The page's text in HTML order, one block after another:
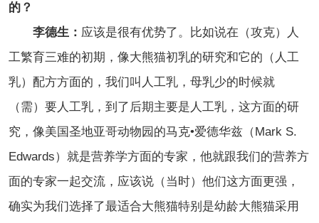
的？
李德生： 应该是很有优势了。比如说在（攻克）人
工繁育三难的初期，像大熊猫初乳的研究和它的（人工
乳）配方方面的，我们叫人工乳，母乳少的时候就
（需）要人工乳，到了后期主要是人工乳，这方面的研
究，像美国圣地亚哥动物园的马克•爱德华兹（Mark S.
Edwards）就是营养学方面的专家，他就跟我们的营养方
面的专家一起交流，应该说（当时）他们这方面更强，
确实为我们选择了最适合大熊猫特别是幼龄大熊猫采用